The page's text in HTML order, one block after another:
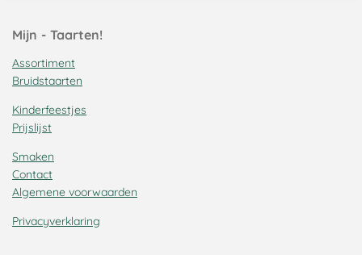
Mijn - Taarten!
Assortiment
Bruidstaarten
Kinderfeestjes
Prijslijst
Smaken
Contact
Algemene voorwaarden
Privacyverklaring